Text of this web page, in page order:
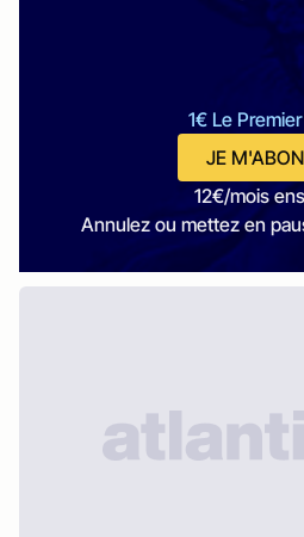
1€ Le
JE
12€/mois
Annulez ou mettez en